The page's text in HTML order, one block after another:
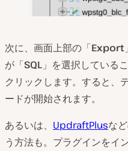
次に、画面上部の「Export
が「SQL 」を選択している
クリックします。すると、
ードが開始されます。
あるいは、 UpdraftPlusな
う方法も。プラグインをイ